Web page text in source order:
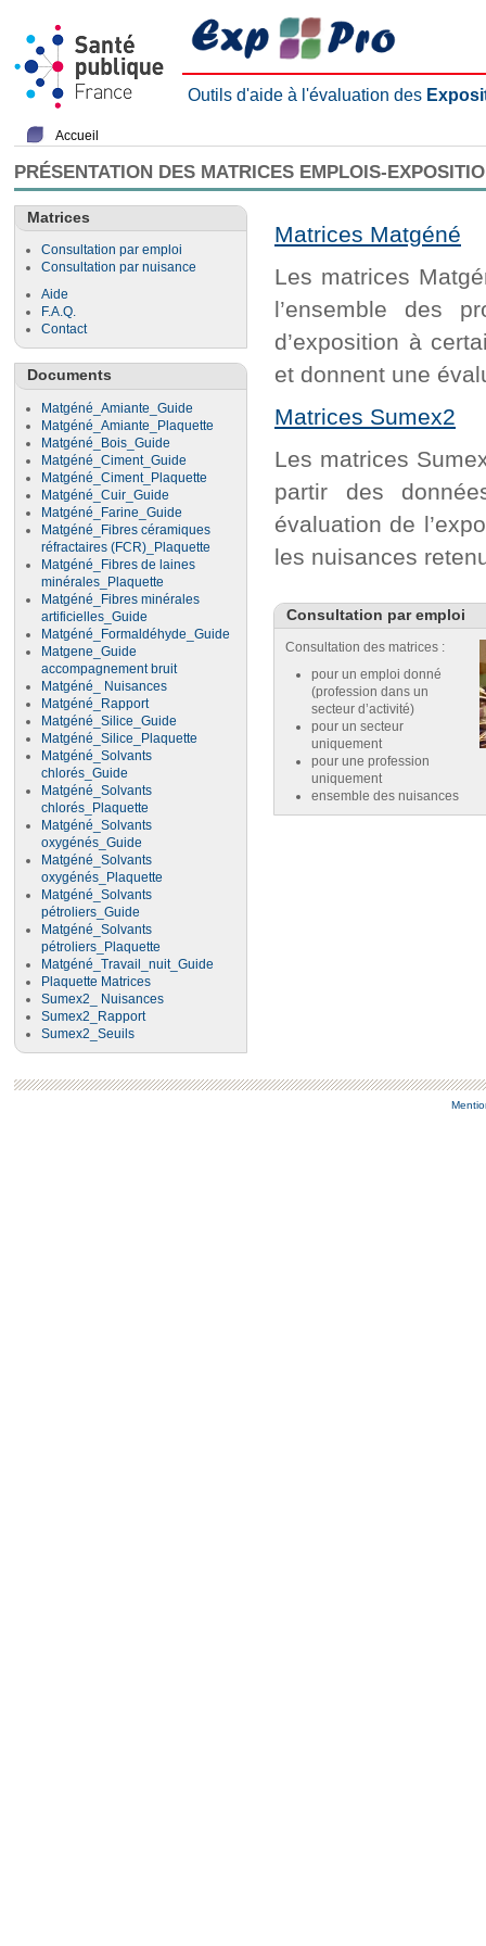
Outils d'aide à l'évaluation des
Accueil
PRÉSENTATION DES MATRICES EMPLOIS-
Matrices
Consultation par emploi
Consultation par nuisance
Aide
F.A.Q.
Contact
Documents
Matgéné_Amiante_Guide
Matgéné_Amiante_Plaquette
Matgéné_Bois_Guide
Matgéné_Ciment_Guide
Matgéné_Ciment_Plaquette
Matgéné_Cuir_Guide
Matgéné_Farine_Guide
Matgéné_Fibres céramiques
réfractaires (FCR)_Plaquette
Matgéné_Fibres de laines
minérales_Plaquette
Matgéné_Fibres minérales
artificielles_Guide
Matgéné_Formaldéhyde_Guide
Matgene_Guide
accompagnement bruit
Matgéné_ Nuisances
Matgéné_Rapport
Matgéné_Silice_Guide
Matgéné_Silice_Plaquette
Matgéné_Solvants
chlorés_Guide
Matgéné_Solvants
chlorés_Plaquette
Matgéné_Solvants
oxygénés_Guide
Matgéné_Solvants
oxygénés_Plaquette
Matgéné_Solvants
pétroliers_Guide
Matgéné_Solvants
pétroliers_Plaquette
Matgéné_Travail_nuit_Guide
Plaquette Matrices
Sumex2_ Nuisances
Sumex2_Rapport
Sumex2_Seuils
Matrices Matgéné
Les matrices
l’ensemble des
d’exposition à
et donnent une
Matrices Sumex2
Les matrices
partir des
évaluation de
les nuisances
Consultation par emploi
Consultation des matrices :
pour un emploi donné
(profession dans un
secteur d’activité)
pour un secteur
uniquement
pour une profession
uniquement
ensemble des nuisances